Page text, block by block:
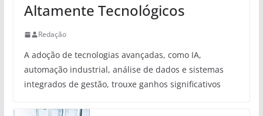
Altamente Tecnológicos
Redação
A adoção de tecnologias avançadas, como IA,
automação industrial, análise de dados e sistemas
integrados de gestão, trouxe ganhos significativos